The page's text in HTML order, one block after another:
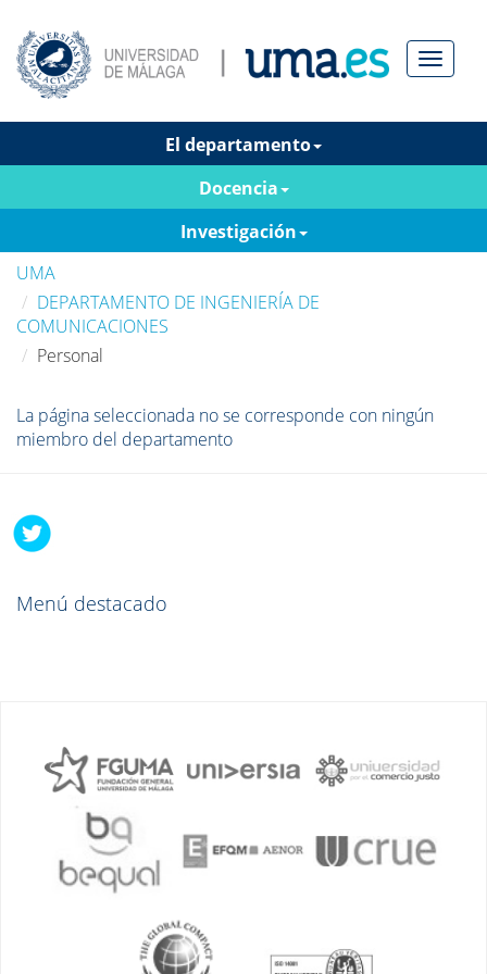
Menú
El departamento
Docencia
Investigación
UMA
DEPARTAMENTO DE INGENIERÍA DE
COMUNICACIONES
Personal
La página seleccionada no se corresponde con ningún
miembro del departamento
Menú destacado